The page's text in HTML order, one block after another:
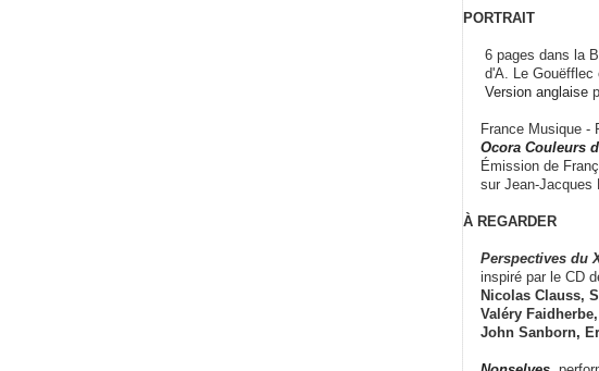
PORTRAIT
6 pages dans la
d'A. Le Gouëfflec
Version anglaise
France Musique -
Ocora Couleurs
Émission de
sur Jean-Jacques
À REGARDER
Perspectives du
inspiré par le CD
Nicolas Clauss,
Valéry Faidherbe,
John Sanborn,